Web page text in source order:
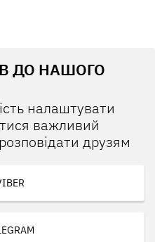
ДО НАШОГО
налаштувати
важливий
друзям